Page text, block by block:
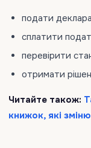
подати
сплатити
перевірити
отримати
Читайте також:
книжок, які